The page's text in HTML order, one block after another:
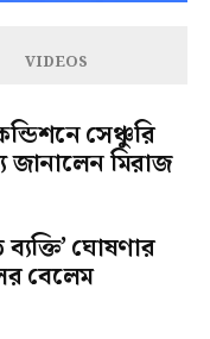
VIDEOS
সেঞ্চুরি
জানালেন মিরাজ
ব্যক্তি’ ঘোষণার
বেলেম